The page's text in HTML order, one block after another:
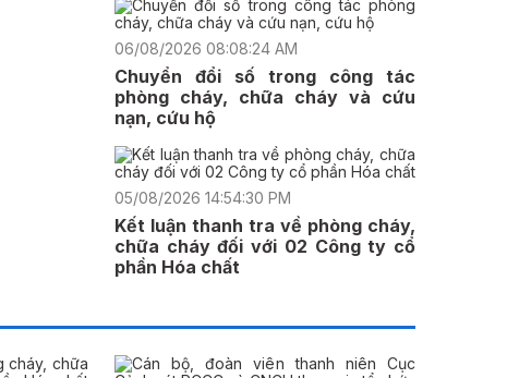
06/08/2026 08:08:24 AM
Chuyển đổi số trong công tác
phòng cháy, chữa cháy và cứu
nạn, cứu hộ
05/08/2026 14:54:30 PM
Kết luận thanh tra về phòng cháy,
chữa cháy đối với 02 Công ty cổ
phần Hóa chất